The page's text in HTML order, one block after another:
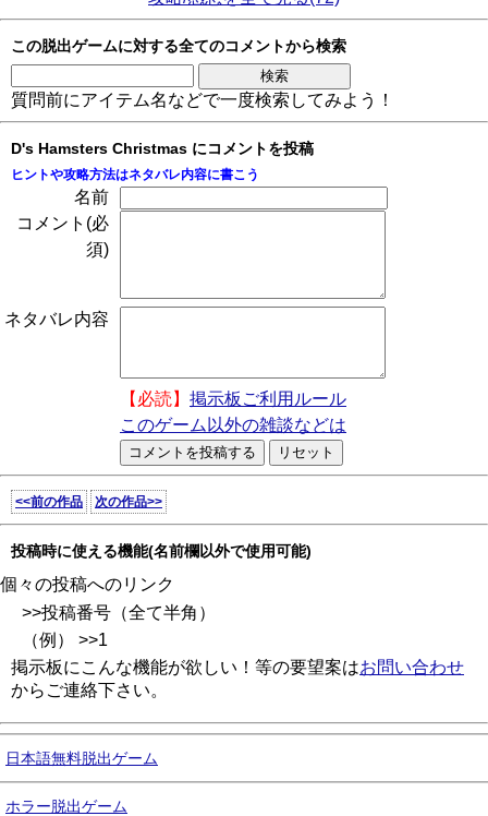
この脱出ゲームに対する全てのコメントから検索
質問前にアイテム名などで一度検索してみよう！
D's Hamsters Christmas にコメントを投稿
ヒントや攻略方法はネタバレ内容に書こう
名前
コメント(必
須)
ネタバレ内容
【必読】 掲示板ご利用ルール
このゲーム以外の雑談などは
<<前の作品 次の作品>>
投稿時に使える機能(名前欄以外で使用可能)
個々の投稿へのリンク
>>投稿番号（全て半角）
（例） >>1
掲示板にこんな機能が欲しい！等の要望案はお問い合わせ
からご連絡下さい。
日本語無料脱出ゲーム
ホラー脱出ゲーム